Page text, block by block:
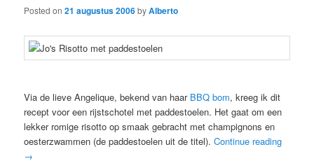
Posted on21 augustus 2006byAlberto
Via de lieve Angelique, bekend van haar BBQ bom, kreeg ik dit
recept voor een rijstschotel met paddestoelen. Het gaat om een
lekker romige risotto op smaak gebracht met champignons en
oesterzwammen (de paddestoelen uit de titel).Continue reading
→